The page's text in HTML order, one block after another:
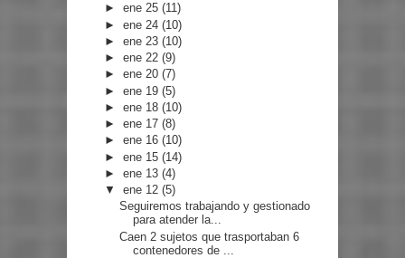
►ene 25(11)
►ene 24(10)
►ene 23(10)
►ene 22(9)
►ene 20(7)
►ene 19(5)
►ene 18(10)
►ene 17(8)
►ene 16(10)
►ene 15(14)
►ene 13(4)
▼ene 12(5)
Seguiremos trabajando y gestionado
para atender la...
Caen 2 sujetos que trasportaban 6
contenedores de ...